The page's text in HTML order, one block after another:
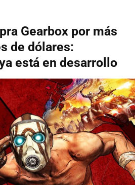
Gearbox por más
de dólares:
está en desarrollo